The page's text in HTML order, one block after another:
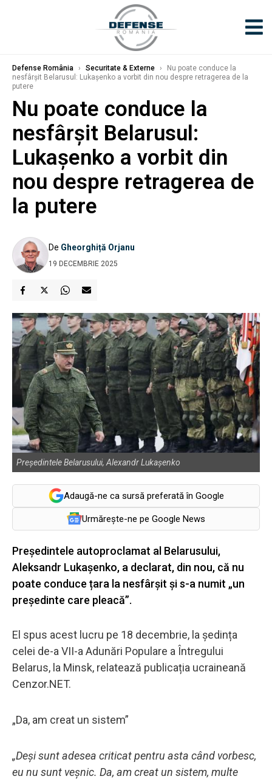
Defense România › Securitate & Externe ›
Nu poate conduce la
nesfârșit Belarusul: Lukașenko a vorbit din nou despre retragerea de la
putere
Nu poate conduce la
nesfârșit Belarusul:
Lukașenko a vorbit din
nou despre retragerea de
la putere
De Gheorghiță Orjanu
19 DECEMBRIE 2025
Preşedintele Belarusului, Alexandr Lukaşenko
Adaugă-ne ca sursă preferată în Google
Urmărește-ne pe Google News
Președintele autoproclamat al Belarusului,
Aleksandr Lukașenko, a declarat, din nou, că nu
poate conduce țara la nesfârșit și s-a numit „un
președinte care pleacă”.
El spus acest lucru pe 18 decembrie, la ședința
celei de-a VII-a Adunări Populare a Întregului
Belarus, la Minsk, relatează publicația ucraineană
Cenzor.NET.
„Da, am creat un sistem”
„Deși sunt adesea criticat pentru asta când vorbesc,
eu nu sunt veșnic. Da, am creat un sistem, multe